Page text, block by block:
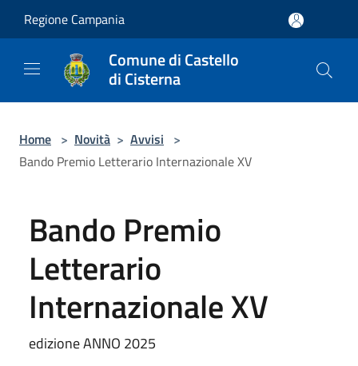
Regione Campania
Comune di Castello
di Cisterna
Home > Novità > Avvisi >
Bando Premio Letterario Internazionale XV
Bando Premio
Letterario
Internazionale XV
edizione ANNO 2025